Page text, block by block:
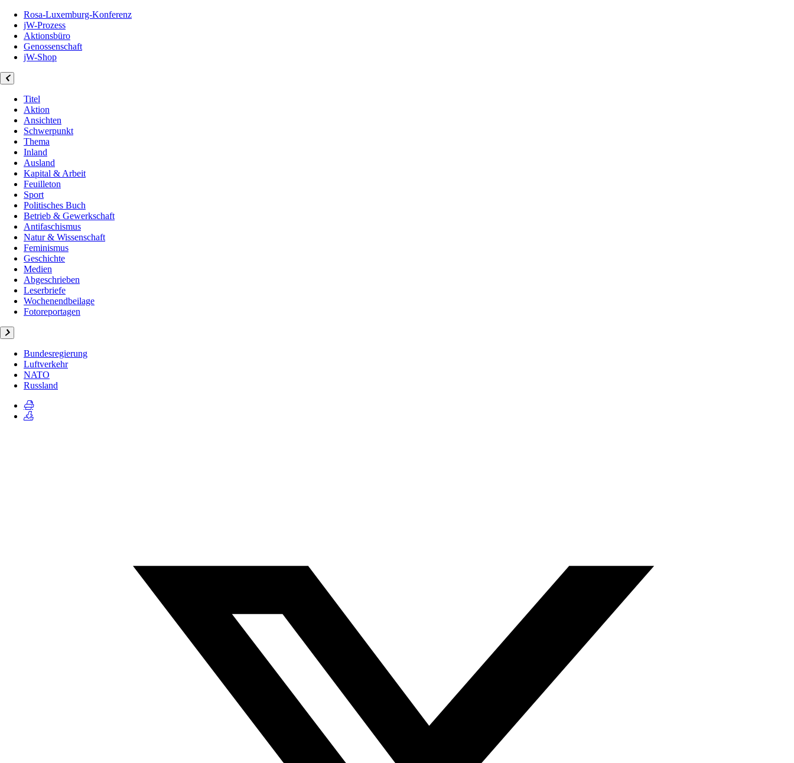
Rosa-Luxemburg-Konferenz
jW-Prozess
Aktionsbüro
Genossenschaft
jW-Shop
Titel
Aktion
Ansichten
Schwerpunkt
Thema
Inland
Ausland
Kapital & Arbeit
Feuilleton
Sport
Politisches Buch
Betrieb & Gewerkschaft
Antifaschismus
Natur & Wissenschaft
Feminismus
Geschichte
Medien
Abgeschrieben
Leserbriefe
Wochenendbeilage
Fotoreportagen
Bundesregierung
Luftverkehr
NATO
Russland